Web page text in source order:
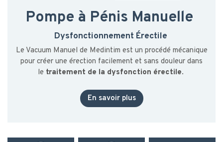
Pompe à Pénis Manuelle
Dysfonctionnement Érectile
Le Vacuum Manuel de Medintim est un procédé mécanique
pour créer une érection facilement et sans douleur dans
le traitement de la dysfonction érectile.
En savoir plus